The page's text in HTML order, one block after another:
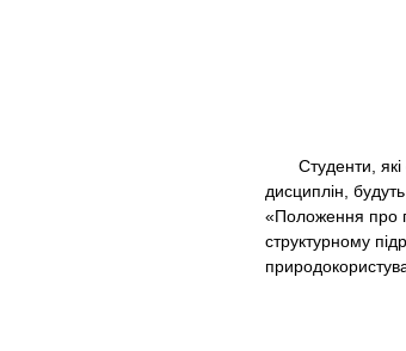
Студенти, які
дисциплін,
«Положення про
структурному